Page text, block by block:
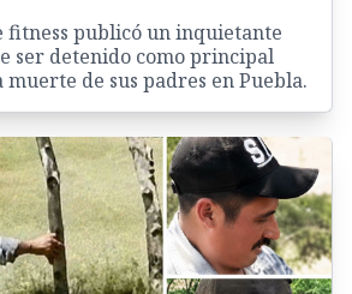
publicó un inquietante
ser detenido como principal
muerte de sus padres en Puebla.